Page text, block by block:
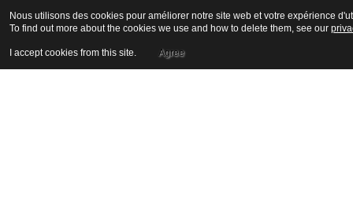
Nous utilisons des cookies pour améliorer notre site web et votre expérience
To find out more about the cookies we use and how to delete them, see our
I accept cookies from this site. Agree